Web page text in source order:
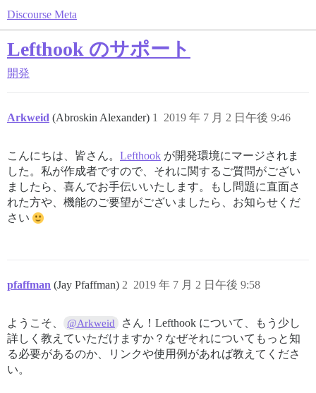
Discourse Meta
Lefthook のサポート
開発
Arkweid (Abroskin Alexander) 2019 年 7 月 2 日午後 9:46
1
こんにちは、皆さん。 Lefthook が開発環境にマージされま
した。私が作成者ですので、それに関するご質問がござい
ましたら、喜んでお手伝いいたします。もし問題に直面さ
れた方や、機能のご要望がございましたら、お知らせくだ
さい
pfaffman (Jay Pfaffman) 2019 年 7 月 2 日午後 9:58
2
ようこそ、 @Arkweid
さん！Lefthook について、もう少し
詳しく教えていただけますか？なぜそれについてもっと知
る必要があるのか、リンクや使用例があれば教えてくださ
い。